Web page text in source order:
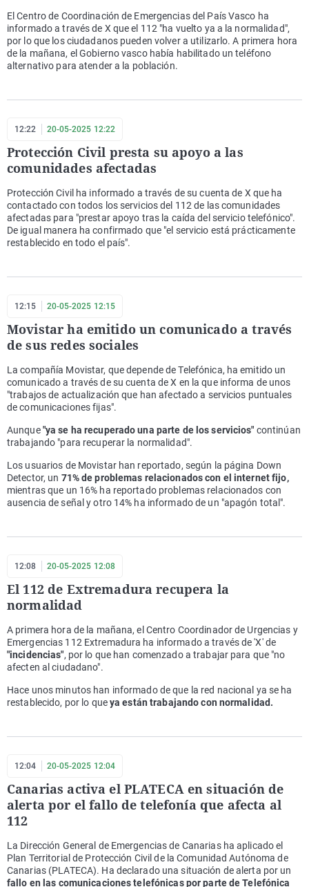
El Centro de Coordinación de Emergencias del País Vasco ha
informado a través de X que el 112 "ha vuelto ya a la normalidad",
por lo que los ciudadanos pueden volver a utilizarlo. A primera hora
de la mañana, el Gobierno vasco había habilitado un teléfono
alternativo para atender a la población.
12:22 20-05-2025 12:22
Protección Civil presta su apoyo a las
comunidades afectadas
Protección Civil ha informado a través de su cuenta de X que ha
contactado con todos los servicios del 112 de las comunidades
afectadas para "prestar apoyo tras la caída del servicio telefónico".
De igual manera ha confirmado que "el servicio está prácticamente
restablecido en todo el país".
12:15 20-05-2025 12:15
Movistar ha emitido un comunicado a través
de sus redes sociales
La compañía Movistar, que depende de Telefónica, ha emitido un
comunicado a través de su cuenta de X en la que informa de unos
"trabajos de actualización que han afectado a servicios puntuales
de comunicaciones fijas".
Aunque"ya se ha recuperado una parte de los servicios" continúan
trabajando "para recuperar la normalidad".
Los usuarios de Movistar han reportado, según la página Down
Detector, un 71% de problemas relacionados con el internet fijo,
mientras que un 16% ha reportado problemas relacionados con
ausencia de señal y otro 14% ha informado de un "apagón total".
12:08 20-05-2025 12:08
El 112 de Extremadura recupera la
normalidad
A primera hora de la mañana, el Centro Coordinador de Urgencias y
Emergencias 112 Extremadura ha informado a través de 'X' de
"incidencias", por lo que han comenzado a trabajar para que "no
afecten al ciudadano".
Hace unos minutos han informado de que la red nacional ya se ha
restablecido, por lo queya están trabajando con normalidad.
12:04 20-05-2025 12:04
Canarias activa el PLATECA en situación de
alerta por el fallo de telefonía que afecta al
112
La Dirección General de Emergencias de Canarias ha aplicado el
Plan Territorial de Protección Civil de la Comunidad Autónoma de
Canarias (PLATECA). Ha declarado una situación de alerta por un
fallo en las comunicaciones telefónicas por parte de Telefónica